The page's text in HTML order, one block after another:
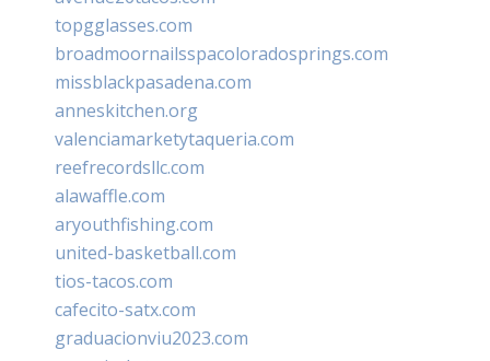
topgglasses.com
broadmoornailsspacoloradosprings.com
missblackpasadena.com
anneskitchen.org
valenciamarketytaqueria.com
reefrecordsllc.com
alawaffle.com
aryouthfishing.com
united-basketball.com
tios-tacos.com
cafecito-satx.com
graduacionviu2023.com